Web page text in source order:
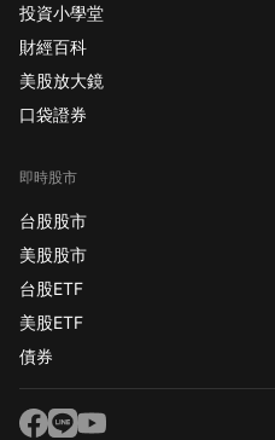
投資小學堂
財經百科
美股放大鏡
口袋證券
即時股市
台股股市
美股股市
台股ETF
美股ETF
債券